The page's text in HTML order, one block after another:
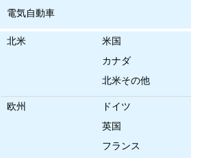
電気自動車
北米
米国
カナダ
北米その他
欧州
ドイツ
英国
フランス